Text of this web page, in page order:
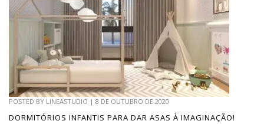
POSTED BY LINEASTUDIO | 8 DE OUTUBRO DE 2020
DORMITÓRIOS INFANTIS PARA DAR ASAS À IMAGINAÇÃO!